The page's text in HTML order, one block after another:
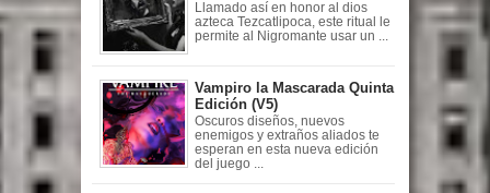
Llamado así en honor al dios
azteca Tezcatlipoca, este ritual le
permite al Nigromante usar un ...
Vampiro la Mascarada Quinta
Edición (V5)
Oscuros diseños, nuevos
enemigos y extraños aliados te
esperan en esta nueva edición
del juego ...